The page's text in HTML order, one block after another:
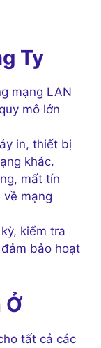
Ty
mạng LAN
mô lớn
in, thiết bị
khác.
mất tín
mạng
kiểm tra
bảo hoạt
Ở
tất cả các